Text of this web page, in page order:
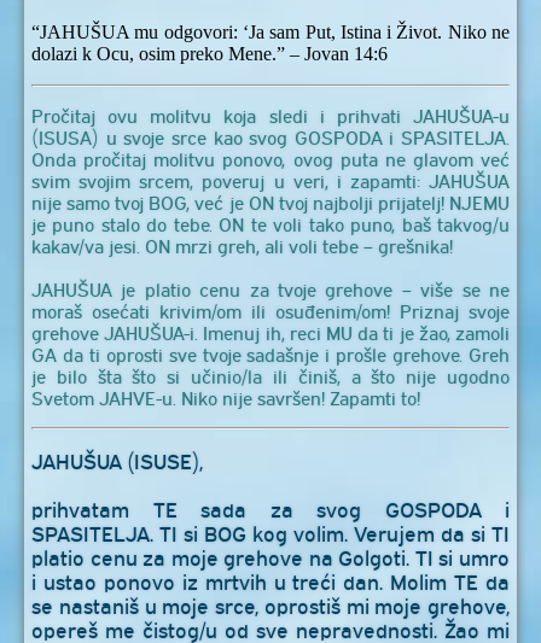
“JAHUŠUA mu odgovori: ‘Ja sam Put, Istina i Život. Niko ne
dolazi k Ocu, osim preko Mene.” – Jovan 14:6
Pročitaj ovu molitvu koja sledi i prihvati JAHUŠUA-u
(ISUSA) u svoje srce kao svog GOSPODA i SPASITELJA.
Onda pročitaj molitvu ponovo, ovog puta ne glavom već
svim svojim srcem, poveruj u veri, i zapamti: JAHUŠUA
nije samo tvoj BOG, već je ON tvoj najbolji prijatelj! NJEMU
je puno stalo do tebe. ON te voli tako puno, baš takvog/u
kakav/va jesi. ON mrzi greh, ali voli tebe – grešnika!
JAHUŠUA je platio cenu za tvoje grehove – više se ne
moraš osećati krivim/om ili osuđenim/om! Priznaj svoje
grehove JAHUŠUA-i. Imenuj ih, reci MU da ti je žao, zamoli
GA da ti oprosti sve tvoje sadašnje i prošle grehove. Greh
je bilo šta što si učinio/la ili činiš, a što nije ugodno
Svetom JAHVE-u. Niko nije savršen! Zapamti to!
JAHUŠUA (ISUSE),
prihvatam TE sada za svog GOSPODA i
SPASITELJA. TI si BOG kog volim. Verujem da si TI
platio cenu za moje grehove na Golgoti. TI si umro
i ustao ponovo iz mrtvih u treći dan. Molim TE da
se nastaniš u moje srce, oprostiš mi moje grehove,
opereš me čistog/u od sve nepravednosti. Žao mi